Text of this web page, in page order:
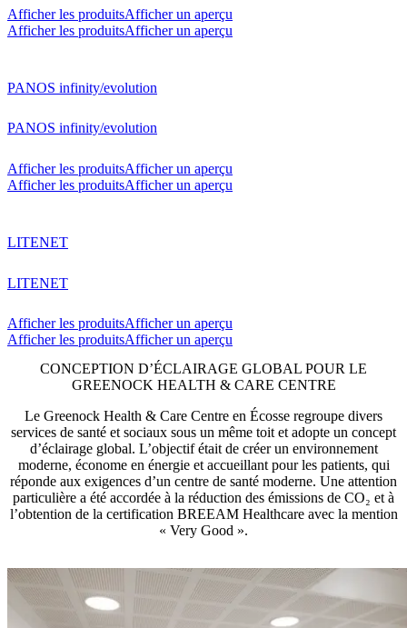
Afficher les produitsAfficher un aperçu
Afficher les produitsAfficher un aperçu
PANOS infinity/evolution
PANOS infinity/evolution
Afficher les produitsAfficher un aperçu
Afficher les produitsAfficher un aperçu
LITENET
LITENET
Afficher les produitsAfficher un aperçu
Afficher les produitsAfficher un aperçu
CONCEPTION D’ÉCLAIRAGE GLOBAL POUR LE
GREENOCK HEALTH & CARE CENTRE
Le Greenock Health & Care Centre en Écosse regroupe divers
services de santé et sociaux sous un même toit et adopte un concept
d’éclairage global. L’objectif était de créer un environnement
moderne, économe en énergie et accueillant pour les patients, qui
réponde aux exigences d’un centre de santé moderne. Une attention
particulière a été accordée à la réduction des émissions de CO₂ et à
l’obtention de la certification BREEAM Healthcare avec la mention
« Very Good ».​